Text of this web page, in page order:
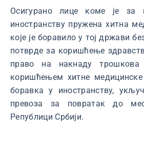
Осигурано лице коме је за
иностранству пружена хитна
које је боравило у тој држави
потврде за коришћење
право на накнаду трошкова
коришћењем хитне
боравка у иностранству,
превоза за повратак до
Републици Србији.